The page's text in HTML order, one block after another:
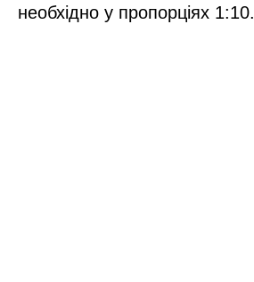
необхідно у пропорціях 1:10.